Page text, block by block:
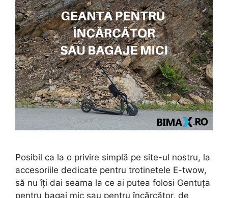
Posibil ca la o privire simplă pe site-ul nostru, la
accesoriile dedicate pentru trotinetele E-twow,
să nu îți dai seama la ce ai putea folosi Gentuța
pentru bagaj mic sau pentru încărcător, de